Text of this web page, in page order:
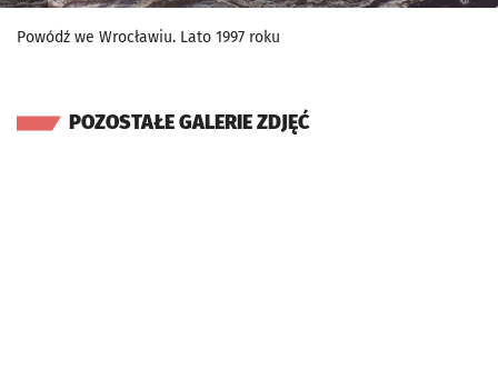
Powódź we Wrocławiu. Lato 1997 roku
POZOSTAŁE GALERIE ZDJĘĆ